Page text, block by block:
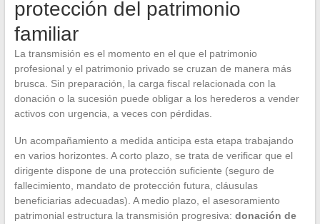
protección del patrimonio
familiar
La transmisión es el momento en el que el patrimonio
profesional y el patrimonio privado se cruzan de manera más
brusca. Sin preparación, la carga fiscal relacionada con la
donación o la sucesión puede obligar a los herederos a vender
activos con urgencia, a veces con pérdidas.
Un acompañamiento a medida anticipa esta etapa trabajando
en varios horizontes. A corto plazo, se trata de verificar que el
dirigente dispone de una protección suficiente (seguro de
fallecimiento, mandato de protección futura, cláusulas
beneficiarias adecuadas). A medio plazo, el asesoramiento
patrimonial estructura la transmisión progresiva: donación de